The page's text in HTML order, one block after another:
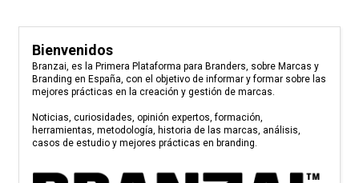
Bienvenidos
Branzai, es la Primera Plataforma para Branders, sobre Marcas y
Branding en España, con el objetivo de informar y formar sobre las
mejores prácticas en la creación y gestión de marcas.
Noticias, curiosidades, opinión expertos, formación,
herramientas, metodología, historia de las marcas, análisis,
casos de estudio y mejores prácticas en branding.